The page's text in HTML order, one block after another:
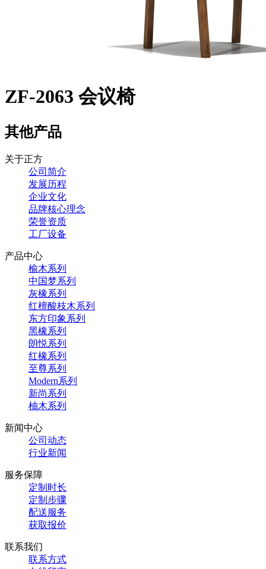
ZF-2063 会议椅
其他产品
关于正方
公司简介
发展历程
企业文化
品牌核心理念
荣誉资质
工厂设备
产品中心
榆木系列
中国梦系列
灰橡系列
红檀酸枝木系列
东方印象系列
黑橡系列
朗悦系列
红橡系列
至尊系列
Modern系列
新尚系列
柚木系列
新闻中心
公司动态
行业新闻
服务保障
定制时长
定制步骤
配送服务
获取报价
联系我们
联系方式